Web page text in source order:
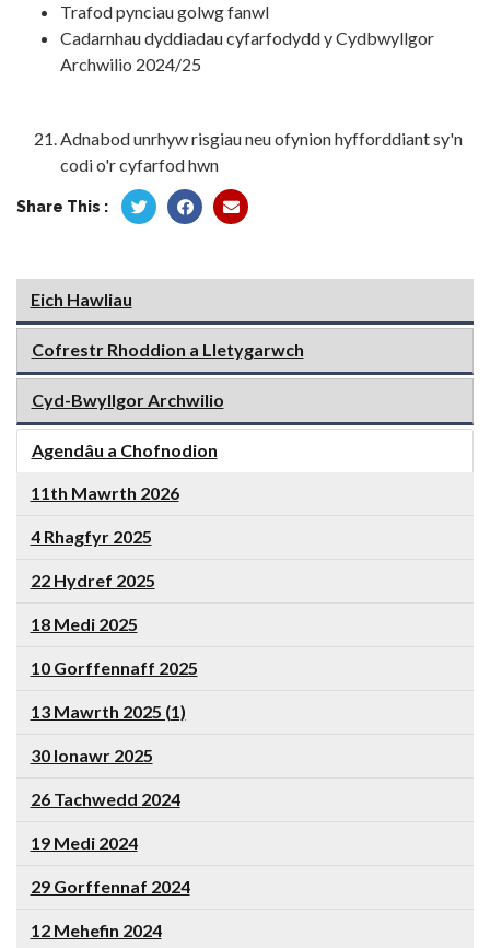
Trafod pynciau golwg fanwl
Cadarnhau dyddiadau cyfarfodydd y Cydbwyllgor
Archwilio 2024/25
Adnabod unrhyw risgiau neu ofynion hyfforddiant sy'n
codi o'r cyfarfod hwn
Share This :
Eich Hawliau
Cofrestr Rhoddion a Lletygarwch
Cyd-Bwyllgor Archwilio
Agendâu a Chofnodion
11th Mawrth 2026
4 Rhagfyr 2025
22 Hydref 2025
18 Medi 2025
10 Gorffennaff 2025
13 Mawrth 2025 (1)
30 Ionawr 2025
26 Tachwedd 2024
19 Medi 2024
29 Gorffennaf 2024
12 Mehefin 2024